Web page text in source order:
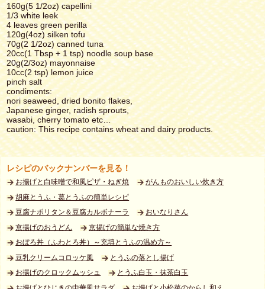
160g(5 1/2oz) capellini
1/3 white leek
4 leaves green perilla
120g(4oz) silken tofu
70g(2 1/2oz) canned tuna
20cc(1 Tbsp + 1 tsp) noodle soup base
20g(2/3oz) mayonnaise
10cc(2 tsp) lemon juice
pinch salt
condiments:
nori seaweed, dried bonito flakes,
Japanese ginger, radish sprouts,
wasabi, cherry tomato etc…
caution: This recipe contains wheat and dairy products.
レシピのバックナンバーを見る！
お揚げと白味噌で和風ピザ・ねぎ焼
がんものおいしい炊き方
胡麻とうふ・葛とうふの簡単レシピ
豆腐ナポリタン＆豆腐カルボナーラ
おいなりさん
京揚げのおうどん
京揚げの簡単な焼き方
おぼろ丼（ふわとろ丼）～充填とうふの温め方～
豆乳クリームコロッケ風
とうふの落とし揚げ
お揚げのクロックムッシュ
とうふ白玉・抹茶白玉